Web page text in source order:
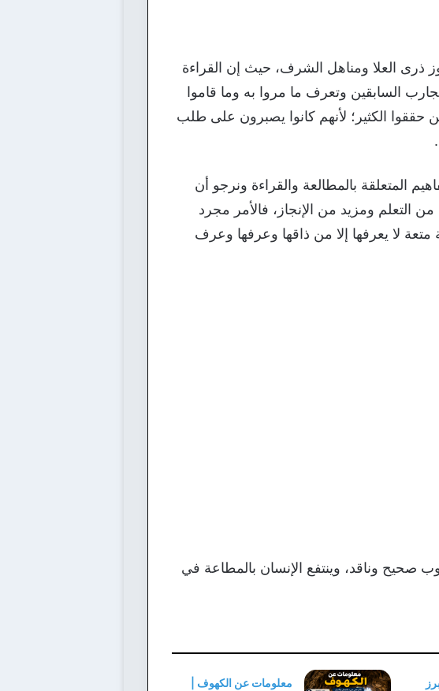
ذرى العلا ومناهل الشرف، حيث إن القراءة
السابقين وتعرف ما مروا به وما قاموا
حققوا الكثير؛ لأنهم كانوا يصبرون على طلب
المتعلقة بالمطالعة والقراءة ونرجو أن
التعلم ومزيد من الإنجاز، فالأمر مجرد
متعة لا يعرفها إلا من ذاقها وعرفها وعرف
صحيح وناقد، وينتفع الإنسان بالمطاعة في
معلومات عن الكهوف |